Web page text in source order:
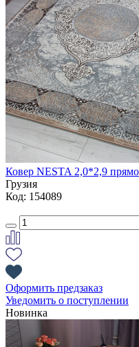
Ковер NESTA 2,0*2,9
Грузия
Код: 154089
Оформить предзаказ
Уведомить о поступлении
Новинка